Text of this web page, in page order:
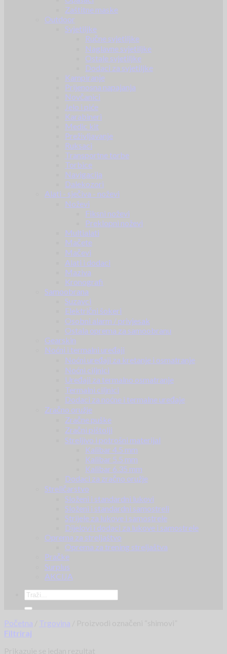
Zaštitne maske
Outdoor
Svjetiljke
Ručne svjetiljke
Naglavne svjetiljke
Ostale svjetiljke
Dodaci za svjetiljke
Kampiranje
Prijenosna napajanja
Novčanici
Jelo i piće
Karabineri
Medic kit
Preživljavanje
Ruksaci
Transportne torbe
Torbice
Navigacija
Dalekozori
Alati - sječiva - noževi
Noževi
Fiksni noževi
Preklopni noževi
Multialati
Mačete
Mačevi
Alati i dodaci
Maziva
Kronografi
Samoobrana
Suzavci
Električni šokeri
Osobni alarm / privjesak
Ostala oprema za samoobranu
Gearskin
Noćni i termalni uređaji
Noćni uređaji za kretanje i osmatranje
Noćni ciljnici
Uređaji za termalno osmatranje
Termalni ciljnici
Dodaci za noćne i termalne uređaje
Zračno oružje
Zračne puške
Zračni pištolji
Streljivo i potrošni materijal
Kalibar 4.5 mm
Kalibar 5.5 mm
Kalibar 6.35 mm
Dodaci za zračno oružje
Streličarstvo
Složeni i standardni lukovi
Složeni i standardni samostreli
Strijele za lukove i samostrele
Dijelovi i dodaci za lukove i samostrele
Oprema za streljaštvo
Oprema za trening streljaštva
Pračke
Surplus
AKCIJA
Početna Trgovina
Filtriraj